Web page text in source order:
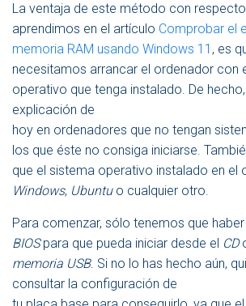
La ventaja de este método con
aprendimos en el artículo Comprobar el
memoria RAM usando Windows 11 , es
necesitamos arrancar el ordenador con
operativo que tenga instalado. De
explicación de
hoy en ordenadores que no tengan
los que éste no consiga iniciarse.
que el sistema operativo instalado en el
Windows, Ubuntuo cualquier otro.
Para comenzar, sólo tenemos que
BIOSpara que pueda iniciar desde el CD
memoria USB. Si no lo has hecho aún,
consultar la configuración de